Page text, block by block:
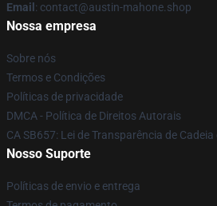
Email : contact@austin-mahone.shop
Nossa empresa
Sobre nós
Termos e Condições
Políticas de privacidade
DMCA - Política de Direitos Autorais
CA SB657: Lei de Transparência de
Nosso Suporte
Políticas de envio e entrega